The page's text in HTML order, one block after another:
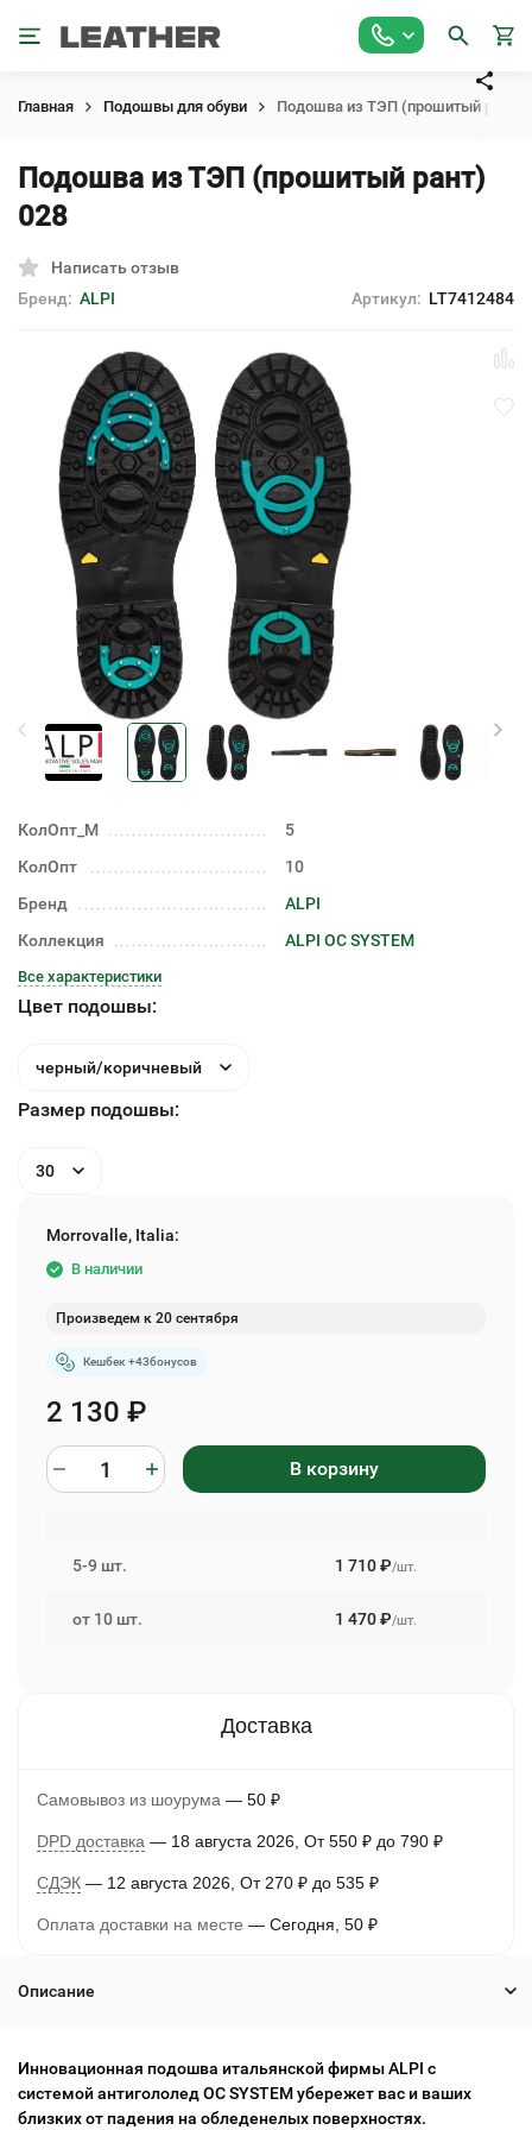
Главная Подошвы для обуви Подошва из ТЭП (прошитый рант)
Подошва из ТЭП (прошитый рант)
028
Написать отзыв
Бренд: ALPI Артикул: LT7412484
КолОпт_М
5
КолОпт
10
Бренд
ALPI
Коллекция
ALPI OC SYSTEM
Все характеристики
Цвет подошвы:
черный/коричневый
Размер подошвы:
30
Morrovalle, Italia:
В наличии
Произведем к 20 сентября
Кешбек +43бонусов
2 130 ₽
В корзину
5-9 шт. 1 710₽/шт.
от 10 шт. 1 470₽/шт.
Самовывоз из шоурума 50 ₽
DPD доставка 18 августа 2026 От 550 ₽ до 790 ₽
СДЭК 12 августа 2026 От 270 ₽ до 535 ₽
Оплата доставки на месте Сегодня 50 ₽
Описание
Инновационная подошва итальянской фирмы ALPI с
системой антигололед OC SYSTEM убережет вас и ваших
близких от падения на обледенелых поверхностях.